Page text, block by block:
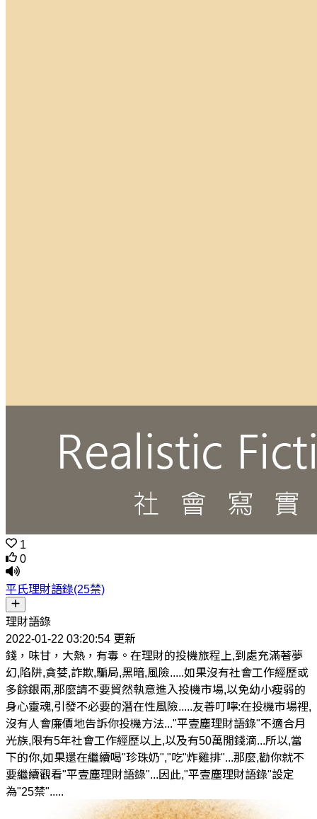
1
0
平氏理財語錄(25禁)
理財語錄
2022-01-22 03:20:54 更新
錢，味甘，大熱，有毒。在理財的投機旅程上,到處充滿著夢
幻,陷阱,貪婪,詐欺,騙局,黑暗,風險.....如果沒有社會工作經歷或
多餘銀兩,那麼請不要貿然執意進入投機市場,以免幼小瘦弱的
身心靈魂,引發不必要的潛在性風險.....友善叮嚀:在投機市場裡,
沒有人會廉價地告訴你投機方法..."平壹塵理財語錄"不適合月
光族,限有5年社會工作經歷以上,以及有50萬閒錢滴...所以,當
下的你,如果還在繼續喝"珍珠奶","吃"炸雞排"...那麼,勸你就不
要繼續觀看"平壹塵理財語錄"...因此,"平壹塵理財語錄"設定
為"25禁".....